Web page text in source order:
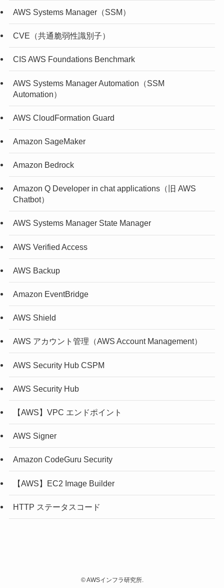
AWS Systems Manager（SSM）
CVE（共通脆弱性識別子）
CIS AWS Foundations Benchmark
AWS Systems Manager Automation（SSM
Automation）
AWS CloudFormation Guard
Amazon SageMaker
Amazon Bedrock
Amazon Q Developer in chat applications（旧 AWS
Chatbot）
AWS Systems Manager State Manager
AWS Verified Access
AWS Backup
Amazon EventBridge
AWS Shield
AWS アカウント管理（AWS Account Management）
AWS Security Hub CSPM
AWS Security Hub
【AWS】VPC エンドポイント
AWS Signer
Amazon CodeGuru Security
【AWS】EC2 Image Builder
HTTP ステータスコード
©AWSインフラ研究所.